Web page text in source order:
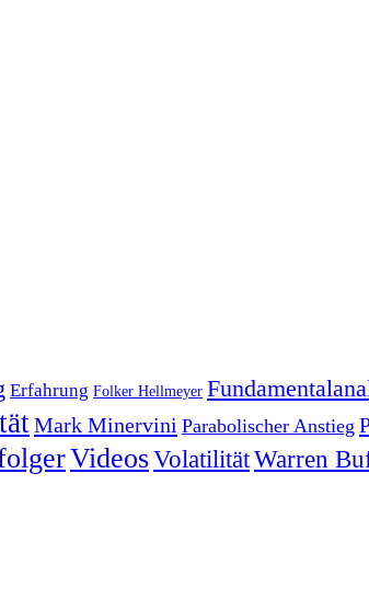
Erfahrung Folker Hellmeyer
Mark Minervini Parabolischer Anstieg
VideosVolatilitätWarren